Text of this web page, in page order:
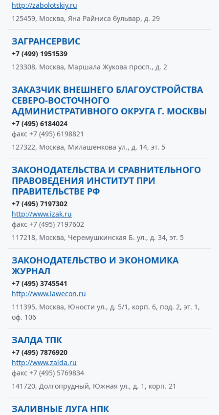
http://zabolotskiy.ru
125459, Москва, Яна Райниса бульвар, д. 29
ЗАГРАНСЕРВИС
+7 (499) 1951539
123308, Москва, Маршала Жукова просп., д. 2
ЗАКАЗЧИК ВНЕШНЕГО БЛАГОУСТРОЙСТВА
СЕВЕРО-ВОСТОЧНОГО
АДМИНИСТРАТИВНОГО ОКРУГА Г. МОСКВЫ
+7 (495) 6184024
факс +7 (495) 6198821
127322, Москва, Милашенкова ул., д. 14, эт. 5
ЗАКОНОДАТЕЛЬСТВА И СРАВНИТЕЛЬНОГО
ПРАВОВЕДЕНИЯ ИНСТИТУТ ПРИ
ПРАВИТЕЛЬСТВЕ РФ
+7 (495) 7197302
http://www.izak.ru
факс +7 (495) 7197602
117218, Москва, Черемушкинская Б. ул., д. 34, эт. 5
ЗАКОНОДАТЕЛЬСТВО И ЭКОНОМИКА
ЖУРНАЛ
+7 (495) 3745541
http://www.lawecon.ru
111395, Москва, Юности ул., д. 5/1, корп. 6, под. 2, эт. 1,
оф. 106
ЗАЛДА ТПК
+7 (495) 7876920
http://www.zalda.ru
факс +7 (495) 5769834
141720, Долгопрудный, Южная ул., д. 1, корп. 21
ЗАЛИВНЫЕ ЛУГА НПК